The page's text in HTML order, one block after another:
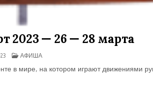
2023 — 26 — 28 марта
ОПУБЛИКОВАНО
АФИША
в мире, на котором играют движениями